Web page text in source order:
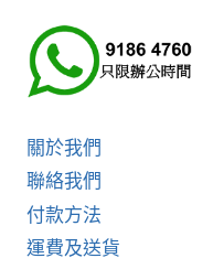
關於我們
聯絡我們
付款方法
運費及送貨